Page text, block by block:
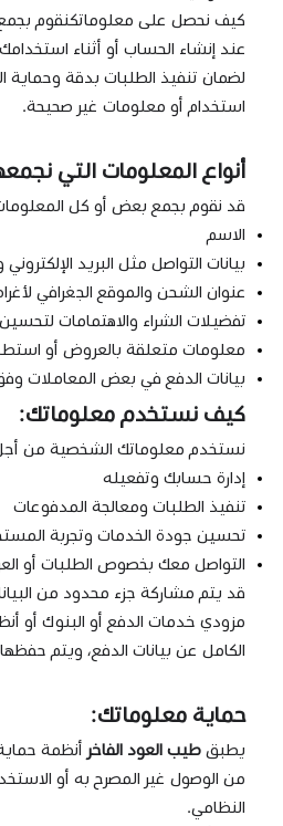
كيف نحصل على معلوماتكنقوم
عند إنشاء الحساب أو أثناء
لضمان تنفيذ الطلبات بدقة وحماية
استخدام أو معلومات غير صحيحة.
أنواع المعلومات التي
قد نقوم بجمع بعض أو كل المعلومات
الاسم
بيانات التواصل مثل البريد
عنوان الشحن والموقع الجغرافي
تفضيلات الشراء والاهتمامات
معلومات متعلقة بالعروض أو
بيانات الدفع في بعض المعاملات
كيف نستخدم معلوماتك:
نستخدم معلوماتك الشخصية من
إدارة حسابك وتفعيله
تنفيذ الطلبات ومعالجة المدفوعات
تحسين جودة الخدمات وتجربة
التواصل معك بخصوص الطلبات أو
قد يتم مشاركة جزء محدود من
مزودي خدمات الدفع أو البنوك أو
الكامل عن بيانات الدفع، ويتم
حماية معلوماتك:
يطبق طيب العود الفاخر أنظمة
من الوصول غير المصرح به أو
النظامي.